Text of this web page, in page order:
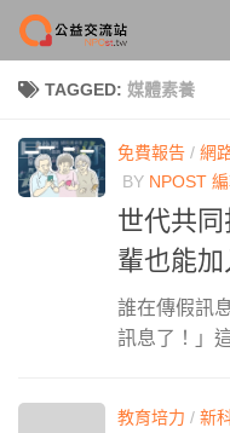
Skip to content
TAGGED: 媒體素養
免費報告 / 網
BY NPOST
世代共
輩也能加
誰在傳假訊
訊息了！」
教育培力 / 新